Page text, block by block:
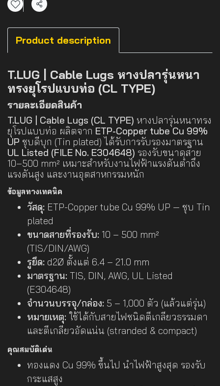
แชร์
Product description
T.LUG | Cable Lugs หางปลารุ่นหนา
ทรงยุโรปแบบท่อ (CL TYPE)
รายละเอียดสินค้า
T.LUG | Cable Lugs (CL TYPE) หางปลารุ่นหนาทรง
ยุโรปแบบท่อ ผลิตจาก ETP-Copper tube Cu 99%
UP ชุบดีบุก (Tin plated) ได้รับการรับรองมาตรฐาน
UL Listed (FILE No. E304648) รองรับขนาดสาย
10–500 mm² เหมาะสำหรับงานไฟฟ้าแรงดันต่ำถึง
แรงดันสูง และงานอุตสาหกรรมหนัก
ข้อมูลทางเทคนิค
วัสดุ: ETP-Copper tube Cu 99% UP — ชุบ Tin
plated
ขนาดสายที่รองรับ: 10 – 500 mm²
(TIS/DIN/AWG)
รูยึด: d2Ø ตั้งแต่ 6.4 – 21.0 mm
มาตรฐาน: TIS, DIN, AWG, UL Listed
(E304648)
จำนวนบรรจุ/กล่อง: 5 – 1,000 ตัว (แล้วแต่รุ่น)
หมายเหตุ: ใช้ได้กับสายไฟชนิดตีเกลียวธรรมดา
และตีเกลียวอัดแน่น (stranded & compact)
คุณสมบัติเด่น
ทองแดง Cu 99% ขึ้นไป นำไฟฟ้าสูงสุด รองรับ
กระแสสูง